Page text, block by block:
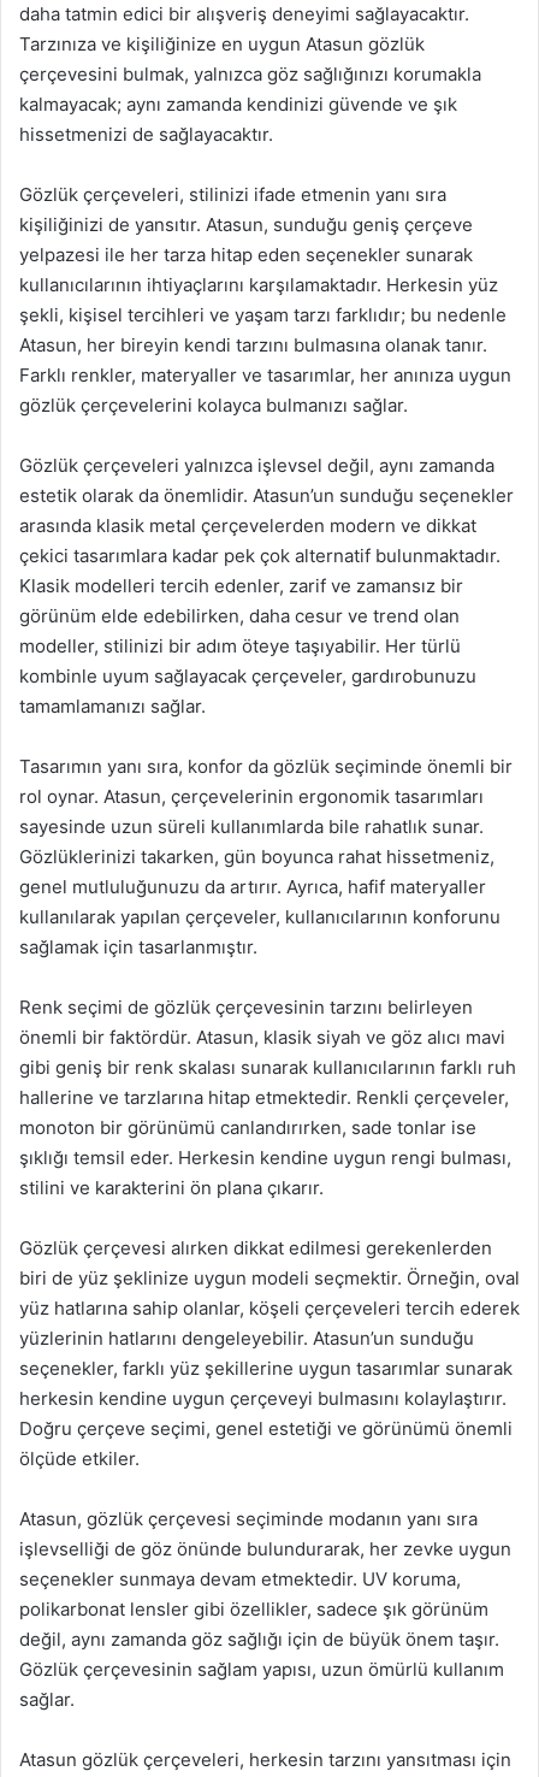
daha tatmin edici bir alışveriş deneyimi sağlayacaktır.
Tarzınıza ve kişiliğinize en uygun Atasun gözlük
çerçevesini bulmak, yalnızca göz sağlığınızı korumakla
kalmayacak; aynı zamanda kendinizi güvende ve şık
hissetmenizi de sağlayacaktır.
Gözlük çerçeveleri, stilinizi ifade etmenin yanı sıra
kişiliğinizi de yansıtır. Atasun, sunduğu geniş çerçeve
yelpazesi ile her tarza hitap eden seçenekler sunarak
kullanıcılarının ihtiyaçlarını karşılamaktadır. Herkesin yüz
şekli, kişisel tercihleri ve yaşam tarzı farklıdır; bu nedenle
Atasun, her bireyin kendi tarzını bulmasına olanak tanır.
Farklı renkler, materyaller ve tasarımlar, her anınıza uygun
gözlük çerçevelerini kolayca bulmanızı sağlar.
Gözlük çerçeveleri yalnızca işlevsel değil, aynı zamanda
estetik olarak da önemlidir. Atasun’un sunduğu seçenekler
arasında klasik metal çerçevelerden modern ve dikkat
çekici tasarımlara kadar pek çok alternatif bulunmaktadır.
Klasik modelleri tercih edenler, zarif ve zamansız bir
görünüm elde edebilirken, daha cesur ve trend olan
modeller, stilinizi bir adım öteye taşıyabilir. Her türlü
kombinle uyum sağlayacak çerçeveler, gardırobunuzu
tamamlamanızı sağlar.
Tasarımın yanı sıra, konfor da gözlük seçiminde önemli bir
rol oynar. Atasun, çerçevelerinin ergonomik tasarımları
sayesinde uzun süreli kullanımlarda bile rahatlık sunar.
Gözlüklerinizi takarken, gün boyunca rahat hissetmeniz,
genel mutluluğunuzu da artırır. Ayrıca, hafif materyaller
kullanılarak yapılan çerçeveler, kullanıcılarının konforunu
sağlamak için tasarlanmıştır.
Renk seçimi de gözlük çerçevesinin tarzını belirleyen
önemli bir faktördür. Atasun, klasik siyah ve göz alıcı mavi
gibi geniş bir renk skalası sunarak kullanıcılarının farklı ruh
hallerine ve tarzlarına hitap etmektedir. Renkli çerçeveler,
monoton bir görünümü canlandırırken, sade tonlar ise
şıklığı temsil eder. Herkesin kendine uygun rengi bulması,
stilini ve karakterini ön plana çıkarır.
Gözlük çerçevesi alırken dikkat edilmesi gerekenlerden
biri de yüz şeklinize uygun modeli seçmektir. Örneğin, oval
yüz hatlarına sahip olanlar, köşeli çerçeveleri tercih ederek
yüzlerinin hatlarını dengeleyebilir. Atasun’un sunduğu
seçenekler, farklı yüz şekillerine uygun tasarımlar sunarak
herkesin kendine uygun çerçeveyi bulmasını kolaylaştırır.
Doğru çerçeve seçimi, genel estetiği ve görünümü önemli
ölçüde etkiler.
Atasun, gözlük çerçevesi seçiminde modanın yanı sıra
işlevselliği de göz önünde bulundurarak, her zevke uygun
seçenekler sunmaya devam etmektedir. UV koruma,
polikarbonat lensler gibi özellikler, sadece şık görünüm
değil, aynı zamanda göz sağlığı için de büyük önem taşır.
Gözlük çerçevesinin sağlam yapısı, uzun ömürlü kullanım
sağlar.
Atasun gözlük çerçeveleri, herkesin tarzını yansıtması için